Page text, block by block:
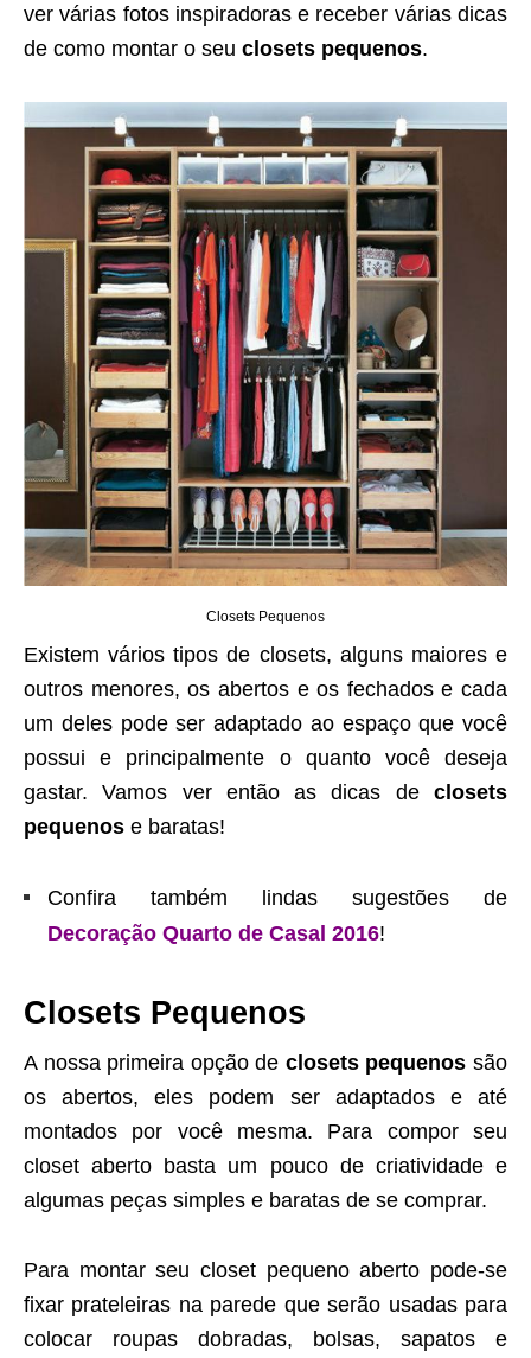
ver várias fotos inspiradoras e receber várias dicas
de como montar o seu closets pequenos.
Closets Pequenos
Existem vários tipos de closets, alguns maiores e
outros menores, os abertos e os fechados e cada
um deles pode ser adaptado ao espaço que você
possui e principalmente o quanto você deseja
gastar. Vamos ver então as dicas de closets
pequenos e baratas!
Confira também lindas sugestões de
Decoração Quarto de Casal 2016!
Closets Pequenos
A nossa primeira opção de closets pequenos são
os abertos, eles podem ser adaptados e até
montados por você mesma. Para compor seu
closet aberto basta um pouco de criatividade e
algumas peças simples e baratas de se comprar.
Para montar seu closet pequeno aberto pode-se
fixar prateleiras na parede que serão usadas para
colocar roupas dobradas, bolsas, sapatos e